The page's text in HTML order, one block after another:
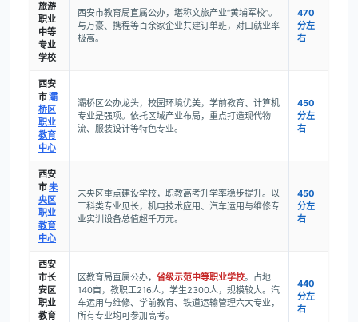
旅游
职业
中等
专业
学校
西安市教育局直属公办，堪称文旅产业“黄埔军校”。
与万豪、携程等百余家企业共建订单班，对口就业率
极高。
470
分左
右
西安
市灞
桥区
职业
教育
中心
灞桥区公办龙头，校园环境优美，学前教育、计算机
专业是强项。依托区域产业布局，重点打造现代物
流、服装设计等特色专业。
450
分左
右
西安
市未
央区
职业
教育
中心
未央区重点建设学校，职教高考升学率稳步提升。以
工科类专业见长，机电技术应用、汽车运用与维修专
业实训设备总值超千万元。
450
分左
右
西安
市长
安区
职业
教育
区教育局直属公办， 省级示范中等职业学校。占地
140亩，教职工216人，学生2300人，规模较大。汽
车运用与维修、学前教育、铁道运输管理六大专业，
所有专业均可参加高考。
440
分左
右